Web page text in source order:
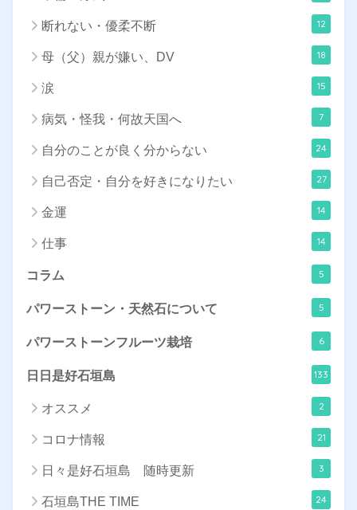
断れない・優柔不断 12
母（父）親が嫌い、DV 18
涙 15
病気・怪我・何故天国へ 7
自分のことが良く分からない 24
自己否定・自分を好きになりたい 27
金運 14
仕事 14
コラム 5
パワーストーン・天然石について 5
パワーストーンフルーツ栽培 6
日日是好石垣島 133
オススメ 2
コロナ情報 21
日々是好石垣島 随時更新 3
石垣島THE TIME 24